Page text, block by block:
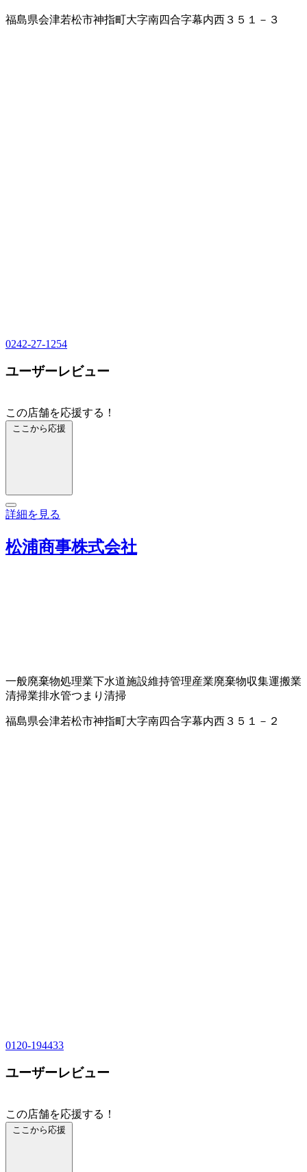
福島県会津若松市神指町大字南四合字幕内西３５１－３
0242-27-1254
ユーザーレビュー
この店舗を応援する！
ここから応援
詳細を見る
松浦商事株式会社
一般廃棄物処理業下水道施設維持管理産業廃棄物収集運搬業
清掃業排水管つまり清掃
福島県会津若松市神指町大字南四合字幕内西３５１－２
0120-194433
ユーザーレビュー
この店舗を応援する！
ここから応援